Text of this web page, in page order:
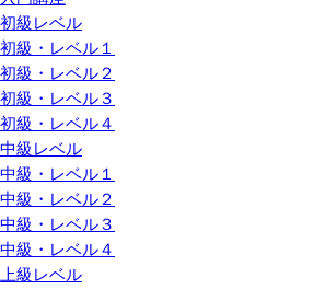
初級レベル
初級・レベル１
初級・レベル２
初級・レベル３
初級・レベル４
中級レベル
中級・レベル１
中級・レベル２
中級・レベル３
中級・レベル４
上級レベル